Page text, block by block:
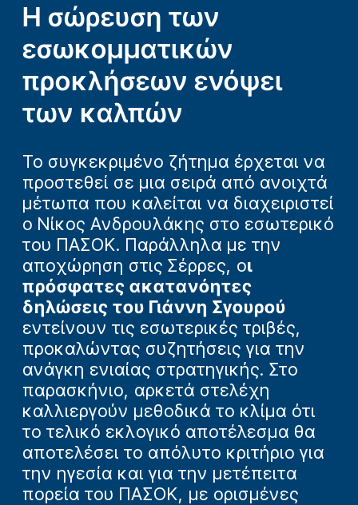
Η σώρευση των
εσωκομματικών
προκλήσεων ενόψει
των καλπών
Το συγκεκριμένο ζήτημα έρχεται να
προστεθεί σε μια σειρά από ανοιχτά
μέτωπα που καλείται να διαχειριστεί
ο Νίκος Ανδρουλάκης στο εσωτερικό
του ΠΑΣΟΚ. Παράλληλα με την
αποχώρηση στις Σέρρες, οι
πρόσφατες ακατανόητες
δηλώσεις του Γιάννη Σγουρού
εντείνουν τις εσωτερικές τριβές,
προκαλώντας συζητήσεις για την
ανάγκη ενιαίας στρατηγικής. Στο
παρασκήνιο, αρκετά στελέχη
καλλιεργούν μεθοδικά το κλίμα ότι
το τελικό εκλογικό αποτέλεσμα θα
αποτελέσει το απόλυτο κριτήριο για
την ηγεσία και για την μετέπειτα
πορεία του ΠΑΣΟΚ, με ορισμένες